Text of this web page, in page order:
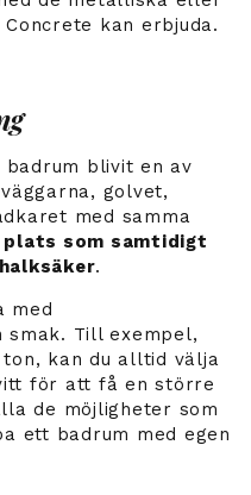
kan erbjuda.
badrum blivit en av
golvet,
med samma
plats som samtidigt
.
med
Till exempel,
kan du alltid välja
för att få en större
de möjligheter som
ett badrum med egen